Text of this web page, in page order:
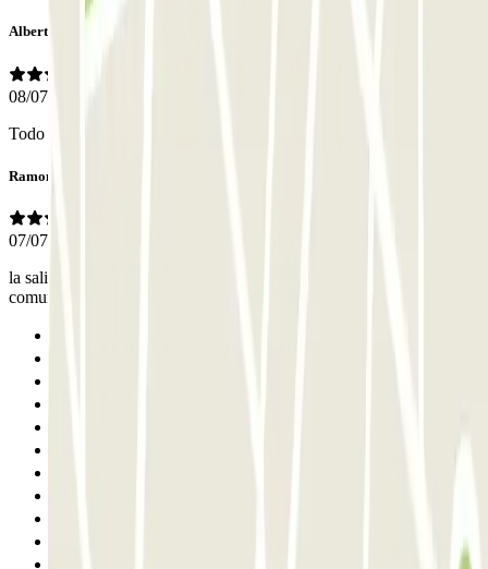
Alberto
08/07/2026
Todo salió perfecto, más q suficiente.
Ramon
07/07/2026
la salida el ultimo dia fue muy mal. la puerta no se abrio y la
comunicacion con el interfono no muy buena